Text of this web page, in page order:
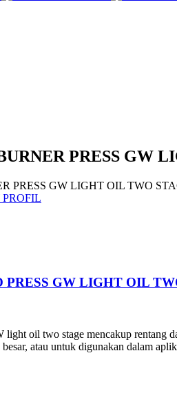
PRESS GW
PRESS GW LIGHT OIL TWO
GW LIGHT OIL
oil two stage mencakup rentang
atau untuk digunakan dalam